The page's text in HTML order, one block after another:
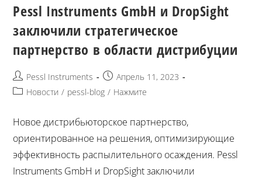
Pessl Instruments GmbH и DropSight
заключили стратегическое
партнерство в области дистрибуции
Pessl Instruments
Апрель 11, 2023
Новости / pessl-blog / Нажмите
Новое дистрибьюторское партнерство,
ориентированное на решения, оптимизирующие
эффективность распылительного осаждения. Pessl
Instruments GmbH и DropSight заключили